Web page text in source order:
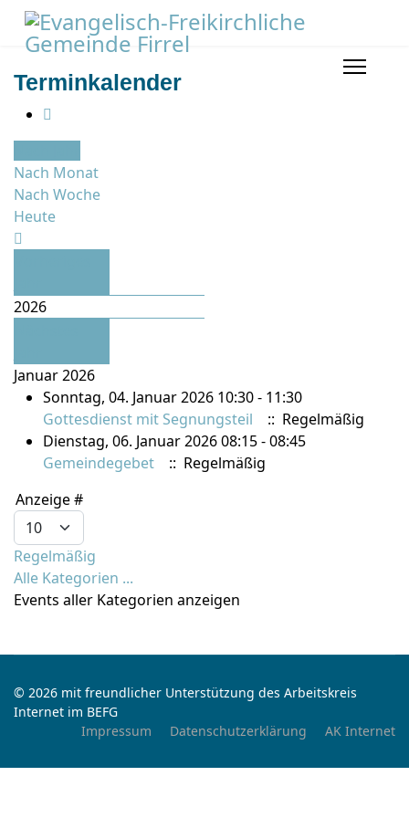
Terminkalender
Nach Monat
Nach Woche
Heute
2026
Januar 2026
Sonntag, 04. Januar 2026 10:30 - 11:30
Gottesdienst mit Segnungsteil
:: Regelmäßig
Dienstag, 06. Januar 2026 08:15 - 08:45
Gemeindegebet
:: Regelmäßig
Limite der Paginierungsliste
Anzeige #
Regelmäßig
Alle Kategorien ...
Events aller Kategorien anzeigen
© 2026 mit freundlicher Unterstützung des Arbeitskreis
Internet im BEFG
Impressum
Datenschutzerklärung AK Internet